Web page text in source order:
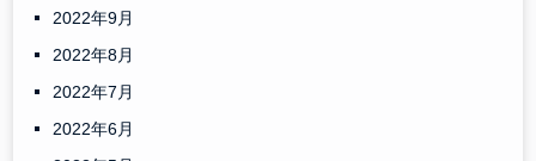
2022年9月
2022年8月
2022年7月
2022年6月